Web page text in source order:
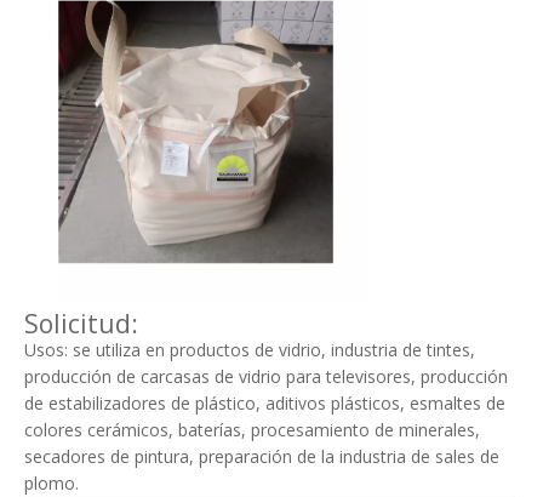
Solicitud:
Usos: se utiliza en productos de vidrio, industria de tintes,
producción de carcasas de vidrio para televisores, producción
de estabilizadores de plástico, aditivos plásticos, esmaltes de
colores cerámicos, baterías, procesamiento de minerales,
secadores de pintura, preparación de la industria de sales de
plomo.